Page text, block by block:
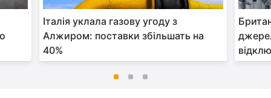
Італія уклала газову угоду з
Алжиром: поставки збільшать на
40%